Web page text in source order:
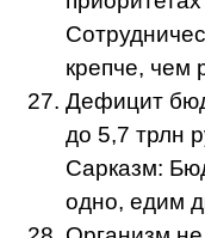
крепче, чем
Дефицит
до 5,7 трлн
Сарказм:
одно, едим